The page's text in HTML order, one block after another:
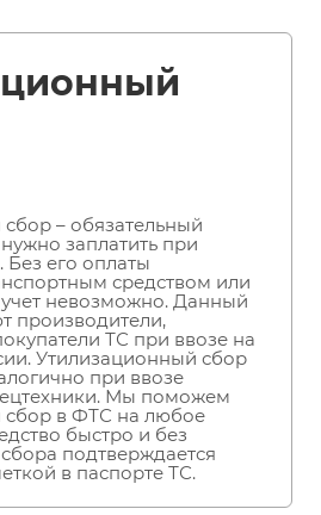
– обязательный
заплатить при
Без его оплаты
средством или
учет невозможно. Данный
производители,
ТС при ввозе на
Утилизационный сбор
при ввозе
Мы поможем
сбор в ФТС на любое
быстро и без
подтверждается
в паспорте ТС.